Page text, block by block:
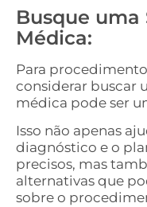
Busque uma
Médica:
Para
considerar buscar
médica pode ser
Isso não apenas
diagnóstico e o
precisos, mas
alternativas que
sobre o